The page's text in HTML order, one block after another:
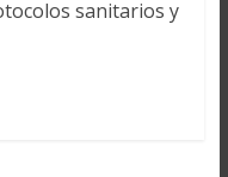
sanitarios y